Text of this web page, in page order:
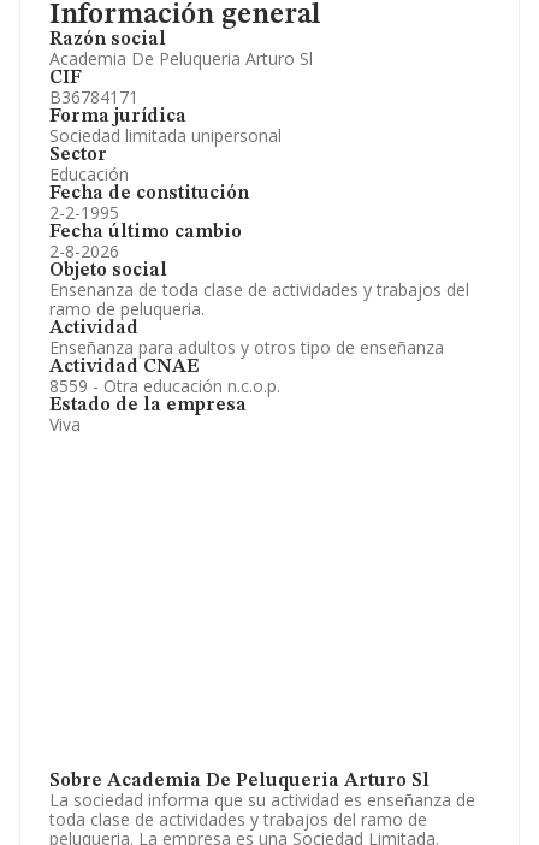
Información general
Razón social
Academia De Peluqueria Arturo Sl
CIF
B36784171
Forma jurídica
Sociedad limitada unipersonal
Sector
Educación
Fecha de constitución
2-2-1995
Fecha último cambio
2-8-2026
Objeto social
Ensenanza de toda clase de actividades y trabajos del
ramo de peluqueria.
Actividad
Enseñanza para adultos y otros tipo de enseñanza
Actividad CNAE
8559 - Otra educación n.c.o.p.
Estado de la empresa
Viva
Sobre Academia De Peluqueria Arturo Sl
La sociedad informa que su actividad es enseñanza de
toda clase de actividades y trabajos del ramo de
peluqueria. La empresa es una Sociedad Limitada.